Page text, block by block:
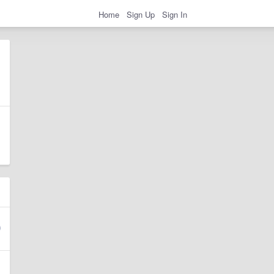
Home Sign Up Sign In